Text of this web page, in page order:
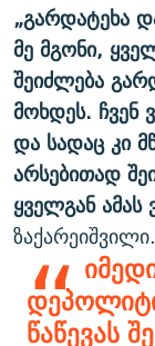
„გარდატეხა
მე მგონი,
შეიძლება
მოხდეს. ჩვენ
და სადაც კი
არსებითად
ყველგან ამას
ზაქარეიშვილი.
წაწევას